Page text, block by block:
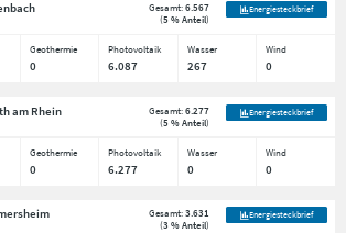
Gesamt:6.567
(5 % Anteil)
Energiesteckbrief
Geothermie Photovoltaik Wasser Wind
0 6.087 267 0
am Rhein Gesamt:6.277
(5 % Anteil)
Energiesteckbrief
Geothermie Photovoltaik Wasser Wind
0 6.277 0 0
Gesamt:3.631
(3 % Anteil)
Energiesteckbrief